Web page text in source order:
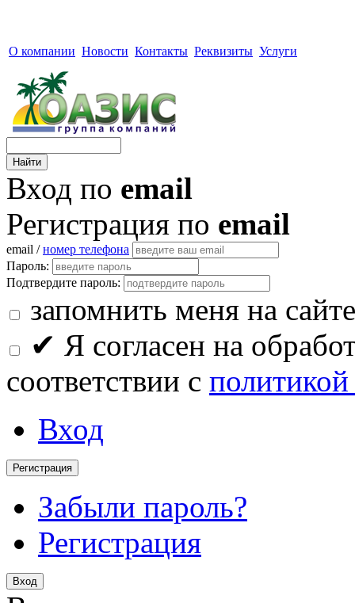
О компании Новости Контакты Реквизиты Услуги
Вход по email
Регистрация по email
email /номер телефона
Пароль:
Подтвердите пароль:
запомнить меня на сайте
✔ Я согласен на
соответствии с
Вход
Регистрация
Забыли пароль?
Регистрация
Вход